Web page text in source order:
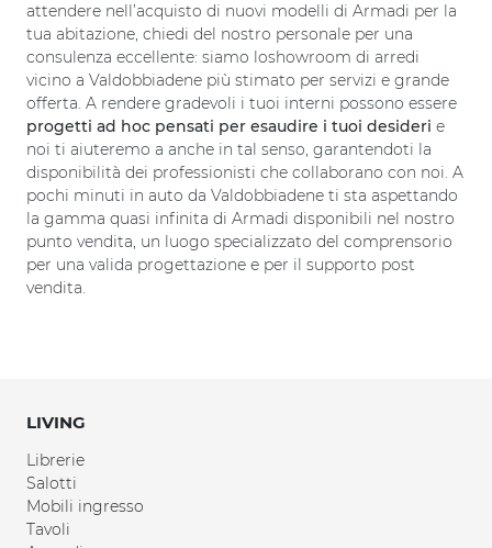
attendere nell’acquisto di nuovi modelli di Armadi per la
tua abitazione, chiedi del nostro personale per una
consulenza eccellente: siamo loshowroom di arredi
vicino a Valdobbiadene più stimato per servizi e grande
offerta. A rendere gradevoli i tuoi interni possono essere
progetti ad hoc pensati per esaudire i tuoi desideri e
noi ti aiuteremo a anche in tal senso, garantendoti la
disponibilità dei professionisti che collaborano con noi. A
pochi minuti in auto da Valdobbiadene ti sta aspettando
la gamma quasi infinita di Armadi disponibili nel nostro
punto vendita, un luogo specializzato del comprensorio
per una valida progettazione e per il supporto post
vendita.
LIVING
Librerie
Salotti
Mobili ingresso
Tavoli